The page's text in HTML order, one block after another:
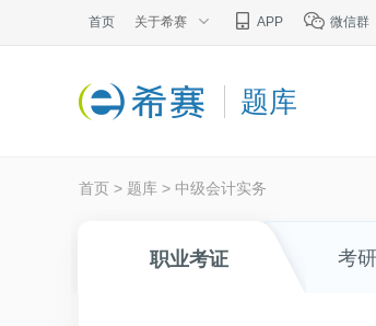
首页 关于希赛 APP 微信群
题库
首页 > 题库 > 中级会计实务
职业考证 考